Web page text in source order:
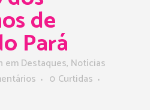
de
Pará
emDestaques, Notícias
0 Curtidas